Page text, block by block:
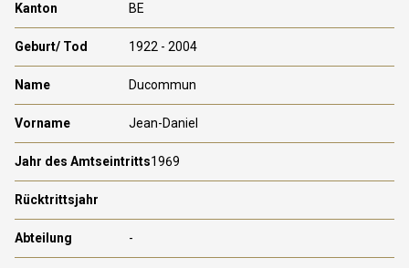
BE
1922 - 2004
Ducommun
Jean-Daniel
1969
-